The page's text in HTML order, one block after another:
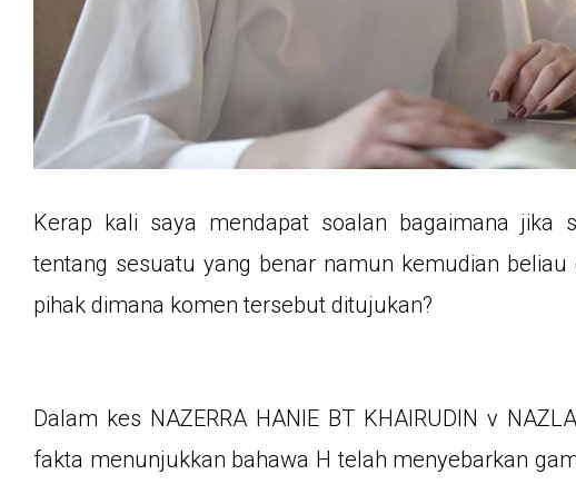
Kerap kali saya mendapat soalan bagaimana jika
tentang sesuatu yang benar namun kemudian
pihak dimana komen tersebut ditujukan?
Dalam kes NAZERRA HANIE BT KHAIRUDIN v
fakta menunjukkan bahawa H telah menyebarkan